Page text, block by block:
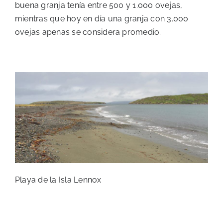
buena granja tenía entre 500 y 1.000 ovejas,
mientras que hoy en día una granja con 3.000
ovejas apenas se considera promedio.
Playa de la Isla Lennox